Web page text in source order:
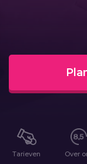
Tarieven Over